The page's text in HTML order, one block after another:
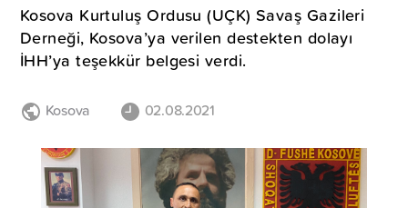
Kosova Kurtuluş Ordusu (UÇK) Savaş Gazileri
Derneği, Kosova’ya verilen destekten dolayı
İHH’ya teşekkür belgesi verdi.
Kosova 02.08.2021